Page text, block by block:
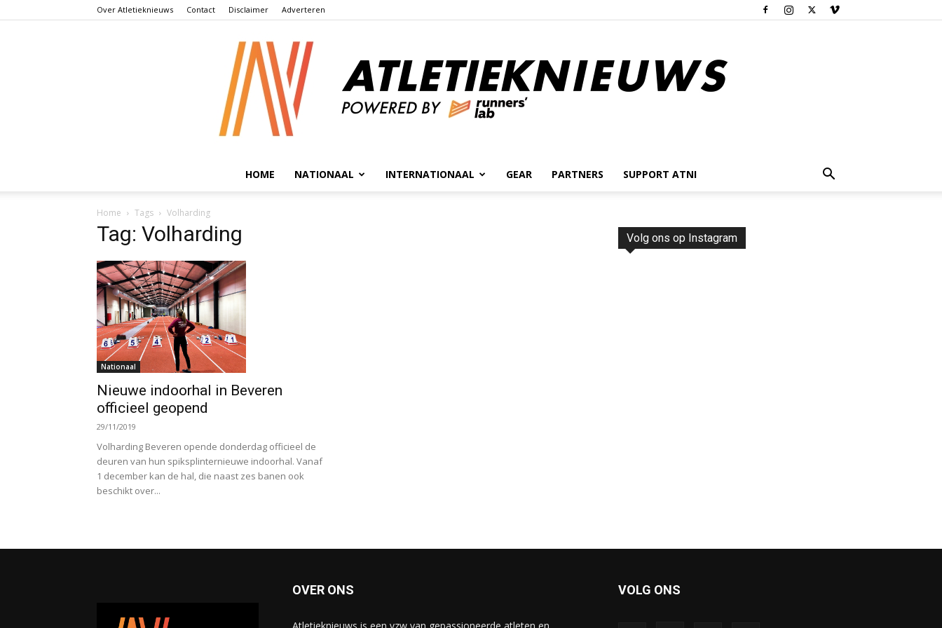
Over Atletieknieuws Contact Disclaimer Adverteren
HOME NATIONAAL INTERNATIONAAL GEAR PARTNERS SUPPORT ATNI
Home Tags Volharding
Tag: Volharding
Nationaal
Nieuwe indoorhal in Beveren
officieel geopend
29/11/2019
Volharding Beveren opende donderdag officieel de
deuren van hun spiksplinternieuwe indoorhal. Vanaf
1 december kan de hal, die naast zes banen ook
beschikt over...
Volg ons op Instagram
OVER ONS VOLG ONS